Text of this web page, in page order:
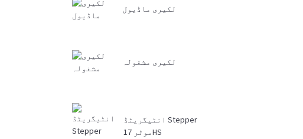
لکیری ماڈیول
لکیری مشغولہ
انٹیگریٹڈ Stepper
موٹر 17HS